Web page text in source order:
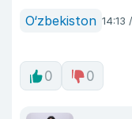
O‘zbekiston 14:13
0 0